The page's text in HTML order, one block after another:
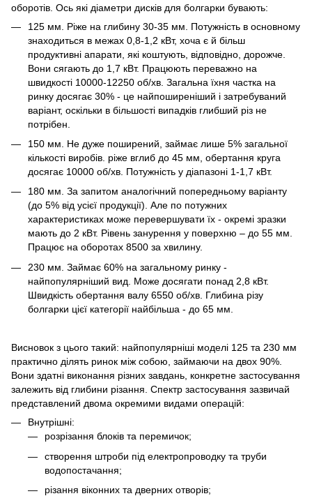
оборотів. Ось які діаметри дисків для болгарки бувають:
125 мм. Ріже на глибину 30-35 мм. Потужність в основному
знаходиться в межах 0,8-1,2 кВт, хоча є й більш
продуктивні апарати, які коштують, відповідно, дорожче.
Вони сягають до 1,7 кВт. Працюють переважно на
швидкості 10000-12250 об/хв. Загальна їхня частка на
ринку досягає 30% - це найпоширеніший і затребуваний
варіант, оскільки в більшості випадків глибший різ не
потрібен.
150 мм. Не дуже поширений, займає лише 5% загальної
кількості виробів. ріже вглиб до 45 мм, обертання круга
досягає 10000 об/хв. Потужність у діапазоні 1-1,7 кВт.
180 мм. За запитом аналогічний попередньому варіанту
(до 5% від усієї продукції). Але по потужних
характеристиках може перевершувати їх - окремі зразки
мають до 2 кВт. Рівень занурення у поверхню – до 55 мм.
Працює на оборотах 8500 за хвилину.
230 мм. Займає 60% на загальному ринку -
найпопулярніший вид. Може досягати понад 2,8 кВт.
Швидкість обертання валу 6550 об/хв. Глибина різу
болгарки цієї категорії найбільша - до 65 мм.
Висновок з цього такий: найпопулярніші моделі 125 та 230 мм
практично ділять ринок між собою, займаючи на двох 90%.
Вони здатні виконання різних завдань, конкретне застосування
залежить від глибини різання. Спектр застосування зазвичай
представлений двома окремими видами операцій:
Внутрішні:
розрізання блоків та перемичок;
створення штроби під електропроводку та труби
водопостачання;
різання віконних та дверних отворів;